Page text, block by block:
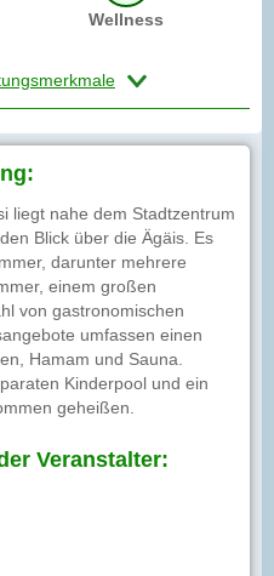
Wellness
liegt nahe dem Stadtzentrum
Blick über die Ägäis. Es
darunter mehrere
einem großen
von gastronomischen
umfassen einen
Hamam und Sauna.
Kinderpool und ein
geheißen.
Veranstalter: